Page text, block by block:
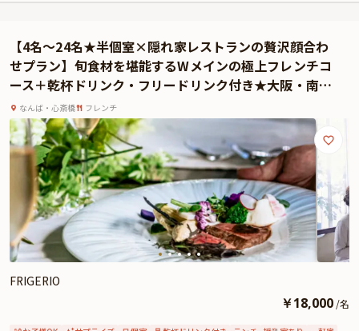
時間をお過ごしください。
★本プランでは、有料オプションで、サプライズにぴったりな花束・ギフト・
カスタマイズ可能なメッセージカードなどをお付けすることが出来ます。メッ
セージカードは着席時に、花束やギフトはデザートタイムにご予約主様にお渡
し致しますので、サプライズにお役立てください。詳しくは本ページ中段の
「お祝いアイテム」の欄で、ご選択頂けます。
【4名～24名★半個室×隠れ家レストランの贅沢顔合わ
せプラン】旬食材を堪能するWメインの極上フレンチコ
ース＋乾杯ドリンク・フリードリンク付き★大阪・南堀
江で過ごす、和やかなご両家の会食時間
なんば・心斎橋 フレンチ
FRIGERIO
￥18,000 /名